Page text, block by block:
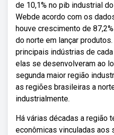
de 10,1% no pib industrial
Webde acordo com os
houve crescimento de
do norte em lançar
principais indústrias de
elas se desenvolveram ao
segunda maior região
as regiões brasileiras a
industrialmente.
Há várias décadas a região
econômicas vinculadas aos